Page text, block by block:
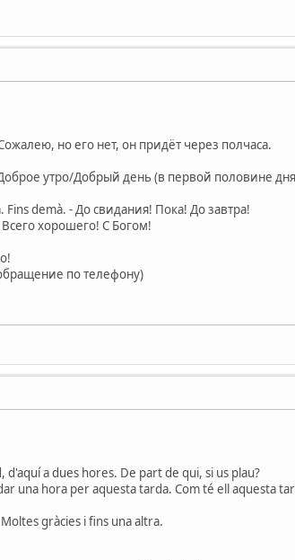
но его нет, он придёт через полчаса.
утро/Добрый день (в первой половине
demà. - До свидания! Пока! До завтра!
хорошего! С Богом!
по телефону)
a dues hores. De part de qui, si us plau?
una hora per aquesta tarda. Com té ell aquesta
gràcies i fins una altra.